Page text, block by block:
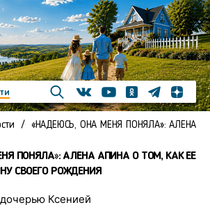
ВконтактеYoutubeОдноклассники
ТелеграмЯндекс
«НАДЕЮСЬ, ОНА МЕНЯ ПОНЯЛА»: АЛЕНА
ПОНЯЛА»: АЛЕНА АПИНА О ТОМ, КАК ЕЕ
СВОЕГО РОЖДЕНИЯ